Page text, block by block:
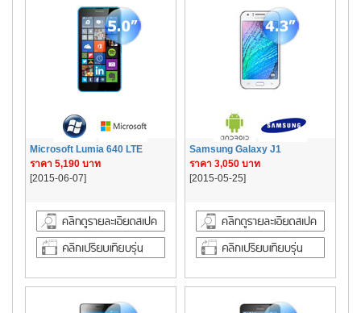
Microsoft Lumia 640 LTE
ราคา 5,190 บาท
[2015-06-07]
Samsung Galaxy J1
ราคา 3,050 บาท
[2015-05-25]